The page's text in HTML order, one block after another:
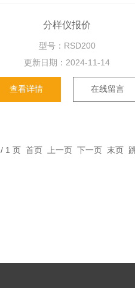
分样仪报价
型号：RSD200
更新日期： 2024-11-14
查看详情 在线留言
1 / 1 页 首页 上一页 下一页 末页